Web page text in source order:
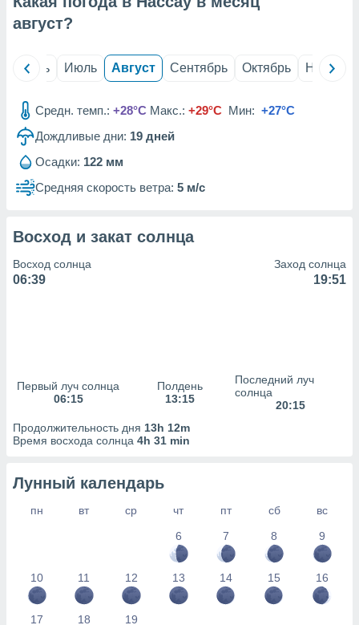
из
данных
наших 1199
август?
Июнь Июль Август Сентябрь Октябрь Ноябрь
Средн. темп.: +28°C Макс.: +29°C Мин: +27°C
Дождливые дни: 19 дней
Осадки: 122 мм
Средняя скорость ветра: 5 м/с
Восход и закат солнца
Восход солнца
06:39
Заход солнца
19:51
Первый луч солнца
06:15
Полдень
13:15
Последний луч
солнца
20:15
Продолжительность дня 13h 12m
Время восхода солнца 4h 31 min
Лунный календарь
пн вт ср чт пт сб
вс
6
7 8 9
10 11 12 13 14 15 16
17 18 19